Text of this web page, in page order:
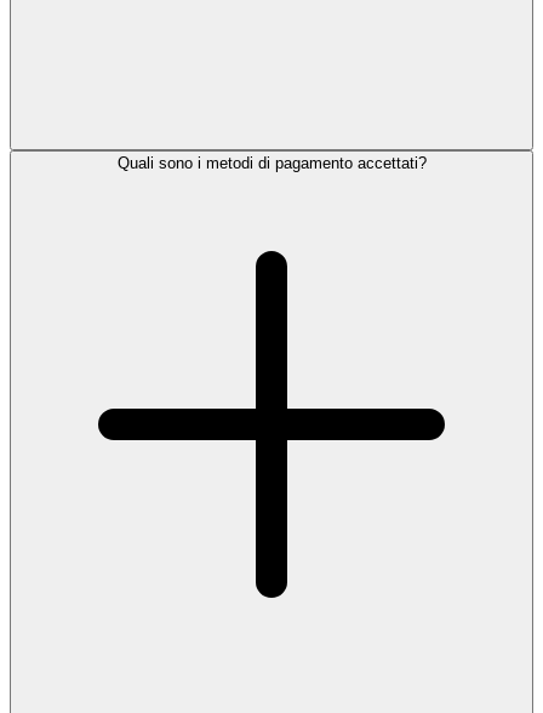
Quali sono i metodi di pagamento accettati?